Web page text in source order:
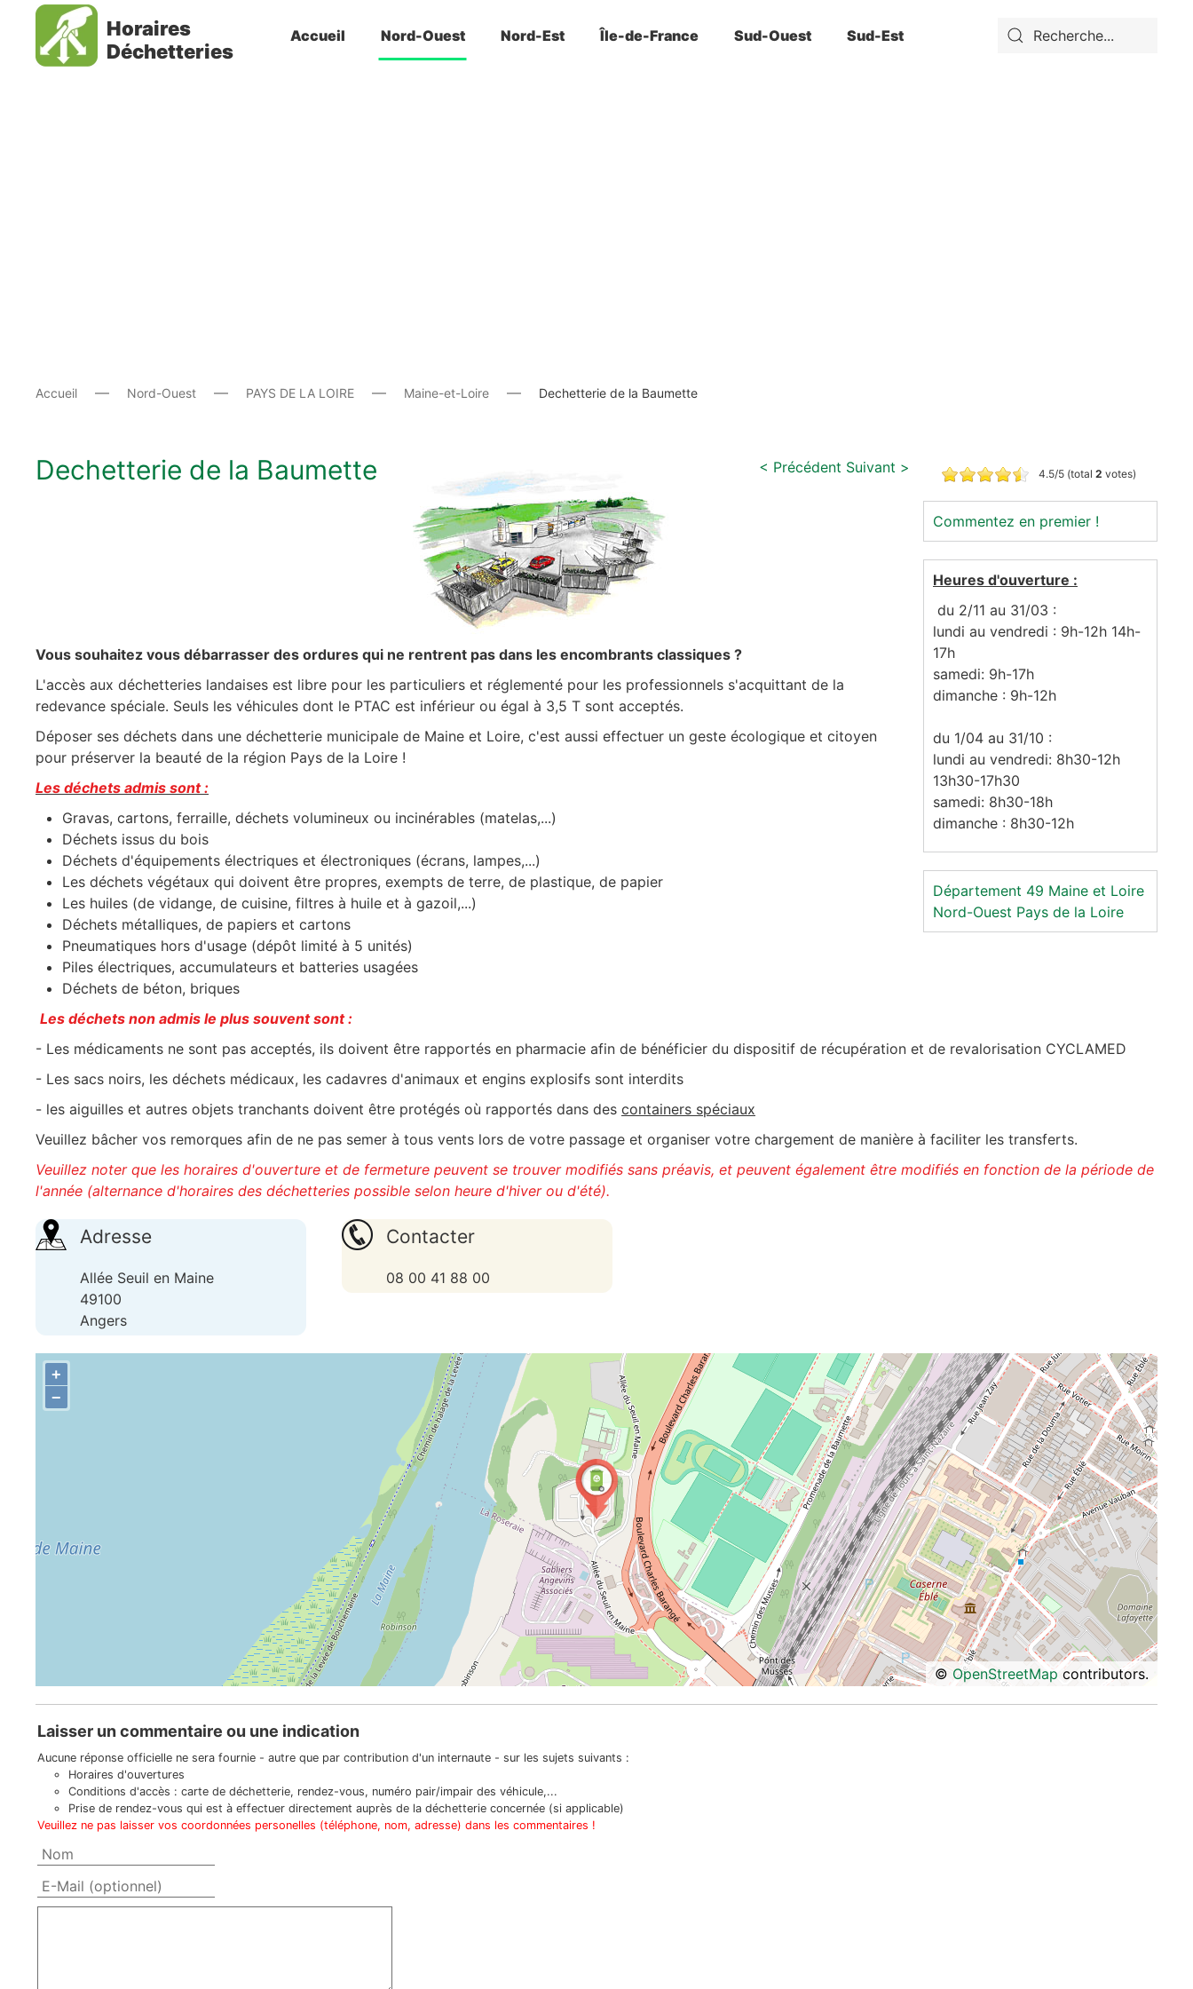
Horaires
Déchetteries
Accueil Nord-Ouest Nord-Est Île-de-France Sud-Ouest Sud-Est
Accueil Nord-Ouest PAYS DE LA LOIRE Maine-et-Loire Dechetterie de la Baumette
4.5/5 (total 2 votes)
Commentez en premier !
Heures d'ouverture :
du 2/11 au 31/03 :
lundi au vendredi : 9h-12h 14h-
17h
samedi: 9h-17h
dimanche : 9h-12h
du 1/04 au 31/10 :
lundi au vendredi: 8h30-12h
13h30-17h30
samedi: 8h30-18h
dimanche : 8h30-12h
Département 49 Maine et Loire
Nord-Ouest Pays de la Loire
Dechetterie de la Baumette < Précédent Suivant >
Vous souhaitez vous débarrasser des ordures qui ne rentrent pas dans les encombrants classiques ?
L'accès aux déchetteries landaises est libre pour les particuliers et réglementé pour les professionnels s'acquittant de la
redevance spéciale. Seuls les véhicules dont le PTAC est inférieur ou égal à 3,5 T sont acceptés.
Déposer ses déchets dans une déchetterie municipale de Maine et Loire, c'est aussi effectuer un geste écologique et citoyen
pour préserver la beauté de la région Pays de la Loire !
Les déchets admis sont :
Gravas, cartons, ferraille, déchets volumineux ou incinérables (matelas,...)
Déchets issus du bois
Déchets d'équipements électriques et électroniques (écrans, lampes,...)
Les déchets végétaux qui doivent être propres, exempts de terre, de plastique, de papier
Les huiles (de vidange, de cuisine, filtres à huile et à gazoil,...)
Déchets métalliques, de papiers et cartons
Pneumatiques hors d'usage (dépôt limité à 5 unités)
Piles électriques, accumulateurs et batteries usagées
Déchets de béton, briques
Les déchets non admis le plus souvent sont :
- Les médicaments ne sont pas acceptés, ils doivent être rapportés en pharmacie afin de bénéficier du dispositif de récupération et de revalorisation CYCLAMED
- Les sacs noirs, les déchets médicaux, les cadavres d'animaux et engins explosifs sont interdits
- les aiguilles et autres objets tranchants doivent être protégés où rapportés dans des containers spéciaux
Veuillez bâcher vos remorques afin de ne pas semer à tous vents lors de votre passage et organiser votre chargement de manière à faciliter les transferts.
Veuillez noter que les horaires d'ouverture et de fermeture peuvent se trouver modifiés sans préavis, et peuvent également être modifiés en fonction de la période de
l'année (alternance d'horaires des déchetteries possible selon heure d'hiver ou d'été).
Adresse
Allée Seuil en Maine
49100
Angers
Contacter
08 00 41 88 00
+
−
© OpenStreetMap contributors.
Laisser un commentaire ou une indication
Aucune réponse officielle ne sera fournie - autre que par contribution d'un internaute - sur les sujets suivants :
Horaires d'ouvertures
Conditions d'accès : carte de déchetterie, rendez-vous, numéro pair/impair des véhicule,...
Prise de rendez-vous qui est à effectuer directement auprès de la déchetterie concernée (si applicable)
Veuillez ne pas laisser vos coordonnées personelles (téléphone, nom, adresse) dans les commentaires !